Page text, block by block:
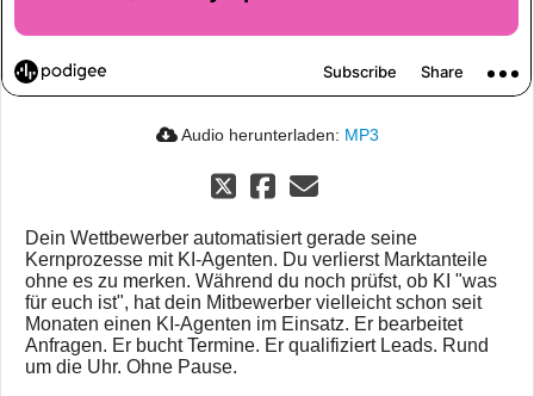
Audio herunterladen: MP3
Dein Wettbewerber automatisiert gerade seine
Kernprozesse mit KI-Agenten. Du verlierst Marktanteile
ohne es zu merken. Während du noch prüfst, ob KI "was
für euch ist", hat dein Mitbewerber vielleicht schon seit
Monaten einen KI-Agenten im Einsatz. Er bearbeitet
Anfragen. Er bucht Termine. Er qualifiziert Leads. Rund
um die Uhr. Ohne Pause.